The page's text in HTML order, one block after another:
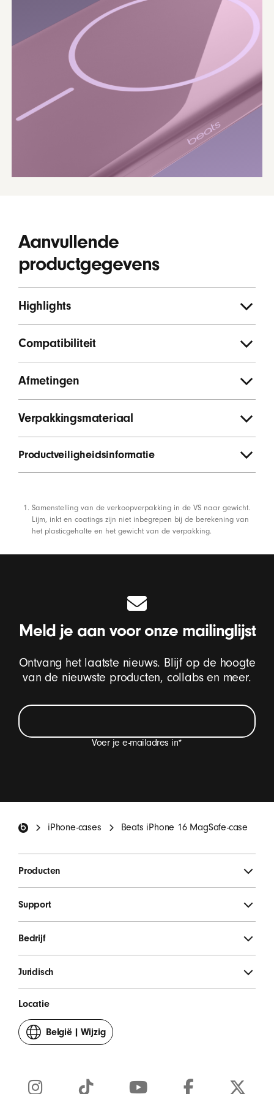
Aanvullende
productgegevens
Highlights
Compatibiliteit
Afmetingen
Verpakkingsmateriaal
Productveiligheidsinformatie
Voetnoten
Samenstelling van de verkoopverpakking in de VS naar gewicht.
Lijm, inkt en coatings zijn niet inbegrepen bij de berekening van
het plasticgehalte en het gewicht van de verpakking.
Meld je aan voor onze mailinglijst
Ontvang het laatste nieuws. Blijf op de hoogte
van de nieuwste producten, collabs en meer.
Voer je e-mailadres in*
uitnodiging voor een enquête.*
iPhone-cases Beats iPhone 16 MagSafe-case
Producten
Support
Bedrijf
Juridisch
Locatie
België Wijzig
je
regio